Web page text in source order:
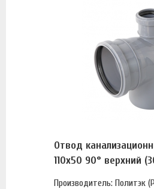
Отвод
110х50 90° верхний
Производитель: Политэк